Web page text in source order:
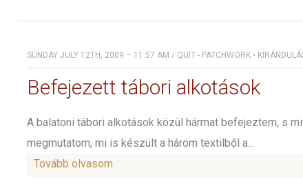
SUNDAY JULY 12TH, 2009 – 11:57 AM / QUIT - PATCHWORK •
Befejezett tábori alkotások
A balatoni tábori alkotások közül hármat befejeztem, s
megmutatom, mi is készült a három textilből a...
Tovább olvasom